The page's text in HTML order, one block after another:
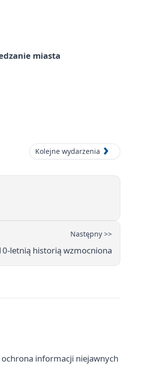
miasta
Kolejne wydarzenia
Następny >>
letnią historią wzmocniona
informacji niejawnych